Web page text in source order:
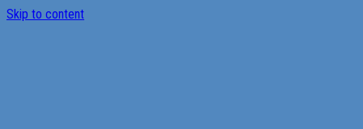
Skip to content